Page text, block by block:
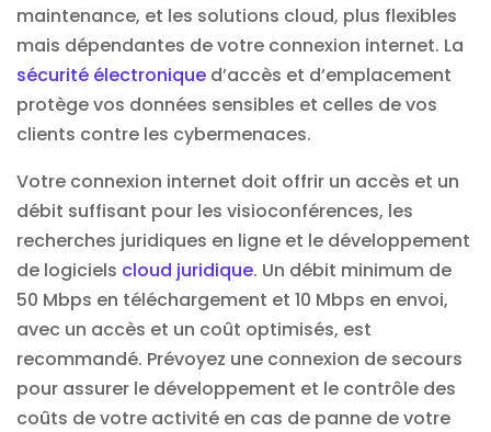
maintenance, et les solutions cloud, plus flexibles
mais dépendantes de votre connexion internet. La
sécurité électronique d’accès et d’emplacement
protège vos données sensibles et celles de vos
clients contre les cybermenaces.
Votre connexion internet doit offrir un accès et un
débit suffisant pour les visioconférences, les
recherches juridiques en ligne et le développement
de logiciels cloud juridique. Un débit minimum de
50 Mbps en téléchargement et 10 Mbps en envoi,
avec un accès et un coût optimisés, est
recommandé. Prévoyez une connexion de secours
pour assurer le développement et le contrôle des
coûts de votre activité en cas de panne de votre